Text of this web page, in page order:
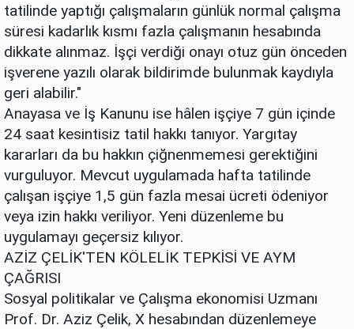
tatilinde yaptığı çalışmaların günlük normal çalışma
süresi kadarlık kısmı fazla çalışmanın hesabında
dikkate alınmaz. İşçi verdiği onayı otuz gün önceden
işverene yazılı olarak bildirimde bulunmak kaydıyla
geri alabilir."
Anayasa ve İş Kanunu ise hâlen işçiye 7 gün içinde
24 saat kesintisiz tatil hakkı tanıyor. Yargıtay
kararları da bu hakkın çiğnenmemesi gerektiğini
vurguluyor. Mevcut uygulamada hafta tatilinde
çalışan işçiye 1,5 gün fazla mesai ücreti ödeniyor
veya izin hakkı veriliyor. Yeni düzenleme bu
uygulamayı geçersiz kılıyor.
AZİZ ÇELİK'TEN KÖLELİK TEPKİSİ VE AYM
ÇAĞRISI
Sosyal politikalar ve Çalışma ekonomisi Uzmanı
Prof. Dr. Aziz Çelik, X hesabından düzenlemeye